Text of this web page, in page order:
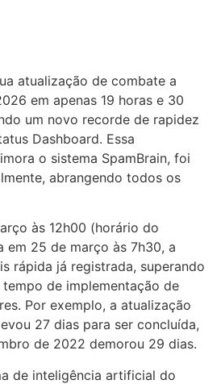
atualização de combate a
em apenas 19 horas e 30
um novo recorde de rapidez
Dashboard. Essa
o sistema SpamBrain, foi
abrangendo todos os
às 12h00 (horário do
em 25 de março às 7h30, a
rápida já registrada, superando
de implementação de
Por exemplo, a atualização
27 dias para ser concluída,
de 2022 demorou 29 dias.
de inteligência artificial do